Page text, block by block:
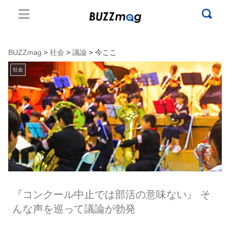
BUZZmag > 社会 > 議論 > 今ここ
社会
『コンクール中止では部活の意味ない』 そ
んな声を巡って議論が勃発